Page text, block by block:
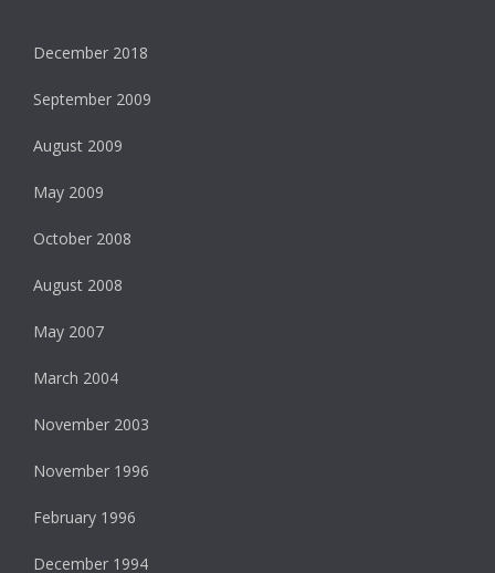
December 2018
September 2009
August 2009
May 2009
October 2008
August 2008
May 2007
March 2004
November 2003
November 1996
February 1996
December 1994